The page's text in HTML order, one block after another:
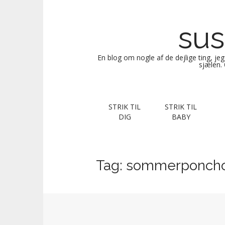
En blog om nogle af de dejlige ting,
sjælen.
m
e
o
STRIK TIL
DIG
STRIK TIL
BABY
Tag: